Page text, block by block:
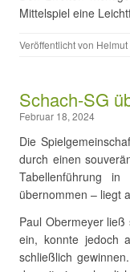
Mittelspiel eine
Veröffentlicht von
Schach-SG
Februar 18, 2024
Die
durch einen
Tabellenführung
übernommen – liegt
Paul Obermeyer
ein, konnte jedoch
schließlich